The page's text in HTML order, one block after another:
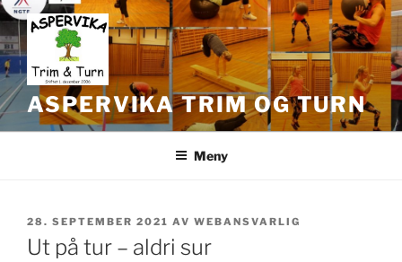
Gå
til
innhold
ASPERVIKA TRIM OG TURN
Meny
PUBLISERT
28. SEPTEMBER 2021 AV WEBANSVARLIG
Ut på tur – aldri sur